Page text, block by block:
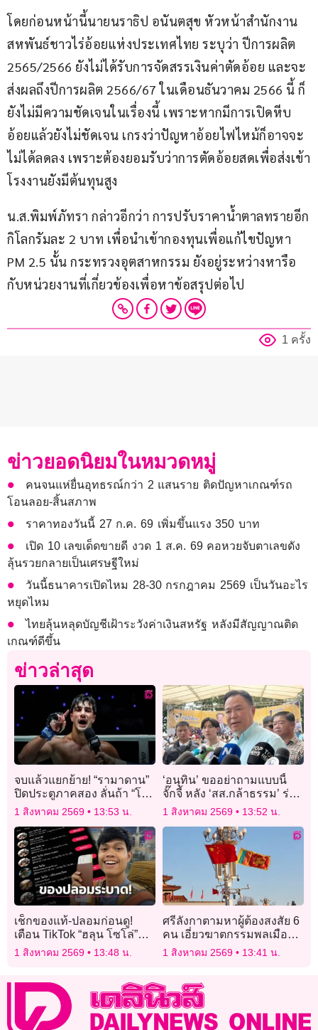
โดยก่อนหน้านี้นายนราธิป อนันตสุข หัวหน้าสำนักงาน
สหพันธ์ชาวไร่อ้อยแห่งประเทศไทย ระบุว่า ปีการผลิต
2565/2566 ยังไม่ได้รับการจัดสรรเงินค่าตัดอ้อย และจะ
ส่งผลถึงปีการผลิต 2566/67 ในเดือนธันวาคม 2566 นี้ ก็
ยังไม่มีความชัดเจนในเรื่องนี้ เพราะหากมีการเปิดหีบ
อ้อยแล้วยังไม่ชัดเจน เกรงว่าปัญหาอ้อยไฟไหม้ก็อาจจะ
ไม่ได้ลดลง เพราะต้องยอมรับว่าการตัดอ้อยสดเพื่อส่งเข้า
โรงงานยังมีต้นทุนสูง
น.ส.พิมพ์ภัทรา กล่าวอีกว่า การปรับราคาน้ำตาลทรายอีก
กิโลกรัมละ 2 บาท เพื่อนำเข้ากองทุนเพื่อแก้ไขปัญหา
PM 2.5 นั้น กระทรวงอุตสาหกรรม ยังอยู่ระหว่างหารือ
กับหน่วยงานที่เกี่ยวข้องเพื่อหาข้อสรุปต่อไป
1 ครั้ง
ข่าวยอดนิยมในหมวดหมู่
คนจนแห่ยื่นอุทธรณ์กว่า 2 แสนราย ติดปัญหาเกณฑ์รถ
โอนลอย-สิ้นสภาพ
ราคาทองวันนี้ 27 ก.ค. 69 เพิ่มขึ้นแรง 350 บาท
เปิด 10 เลขเด็ดขายดี งวด 1 ส.ค. 69 คอหวยจับตาเลขดัง
ลุ้นรวยกลายเป็นเศรษฐีใหม่
วันนี้ธนาคารเปิดไหม 28-30 กรกฎาคม 2569 เป็นวันอะไร
หยุดไหม
ไทยลุ้นหลุดบัญชีเฝ้าระวังค่าเงินสหรัฐ หลังมีสัญญาณติด
เกณฑ์ดีขึ้น
ข่าวล่าสุด
จบแล้วแยกย้าย! “รามาดาน”
ปิดประตูภาคสอง ลั่นถ้า “โจ
ฮัน” อยากรีแมตช์ต้องจ่ายเงิน
1 สิงหาคม 2569 13:53 น.
‘อนุทิน’ ขออย่าถามแบบนี้
จั๊กจี้ หลัง ‘สส.กล้าธรรม’ ร่วม
เบิร์ธเดย์ ‘ประภัตร’
1 สิงหาคม 2569 13:52 น.
เช็กของแท้-ปลอมก่อนดู!
เตือน TikTok “ฮลุน โซโล่”
หลังแห่แชร์ระดมช่วยกันดู
1 สิงหาคม 2569 13:48 น.
ศรีลังกาตามหาผู้ต้องสงสัย 6
คน เอี่ยวฆาตกรรมพลเมือง
จีน คาดโยงแก๊งสแกมเมอร์
1 สิงหาคม 2569 13:41 น.